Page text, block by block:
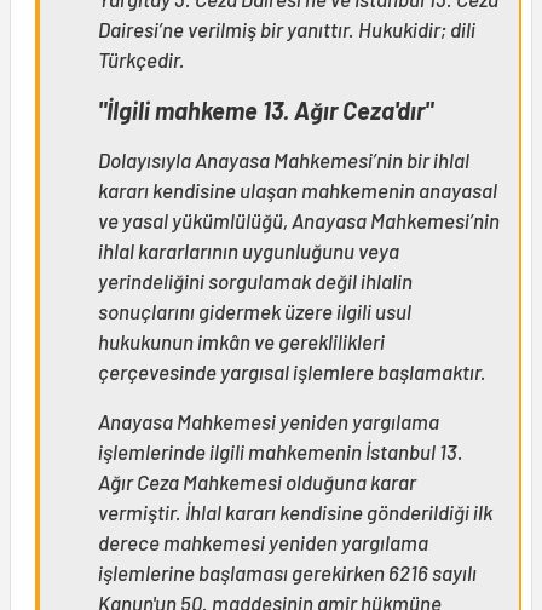
Dairesi’ne verilmiş bir yanıttır. Hukukidir; dili
Türkçedir.
"İlgili mahkeme 13. Ağır Ceza'dır"
Dolayısıyla Anayasa Mahkemesi’nin bir ihlal
kararı kendisine ulaşan mahkemenin anayasal
ve yasal yükümlülüğü, Anayasa Mahkemesi’nin
ihlal kararlarının uygunluğunu veya
yerindeliğini sorgulamak değil ihlalin
sonuçlarını gidermek üzere ilgili usul
hukukunun imkân ve gereklilikleri
çerçevesinde yargısal işlemlere başlamaktır.
Anayasa Mahkemesi yeniden yargılama
işlemlerinde ilgili mahkemenin İstanbul 13.
Ağır Ceza Mahkemesi olduğuna karar
vermiştir. İhlal kararı kendisine gönderildiği ilk
derece mahkemesi yeniden yargılama
işlemlerine başlaması gerekirken 6216 sayılı
Kanun'un 50. maddesinin amir hükmüne